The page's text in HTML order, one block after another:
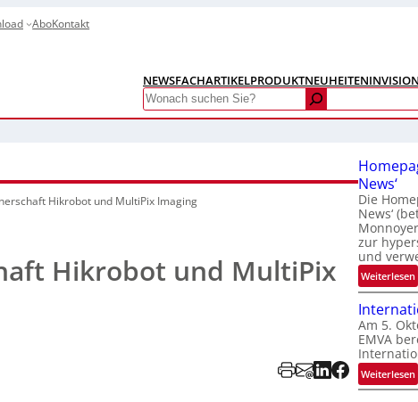
AboKontakt
NEWSFACHARTIKELPRODUKTNEUHEITEN
Search
Hikrobot und MultiPix Imaging
Hikrobot und MultiPix
News‘
Die
News‘
zur
und
Weiterlesen:
a
Am 5.
EMVA
Weiterlesen:
I